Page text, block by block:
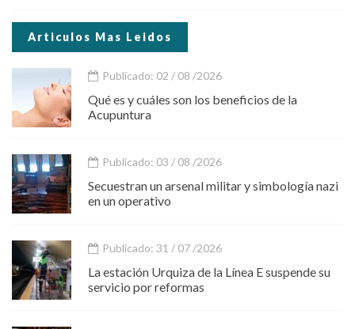
Articulos Mas Leidos
Publicado: 02 / 08 /2026
Qué es y cuáles son los beneficios de la
Acupuntura
Publicado: 03 / 08 /2026
Secuestran un arsenal militar y simbología nazi
en un operativo
Publicado: 31 / 07 /2026
La estación Urquiza de la Línea E suspende su
servicio por reformas